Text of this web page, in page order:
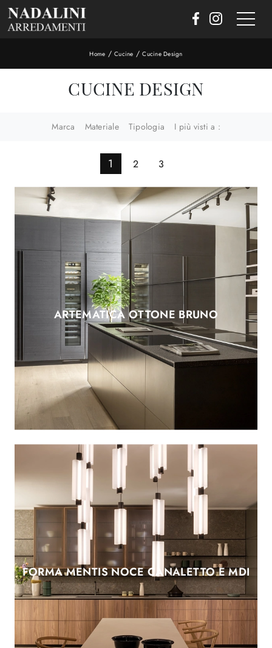
Home /Cucine /Cucine Design
CUCINE DESIGN
Marca Materiale Tipologia I più visti a :
1 2 3
ARTEMATICA OTTONE BRUNO
FORMA MENTIS NOCE CANALETTO E MDI